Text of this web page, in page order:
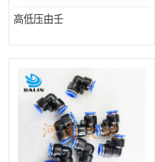
高低压由壬